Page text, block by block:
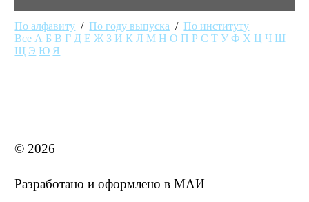
По алфавиту /По году выпуска /По институту
Все А Б В Г Д Е Ж З И К Л М Н О П Р С Т У Ф Х Ц Ч Ш
Щ Э Ю Я
© 2026
Разработано и оформлено в МАИ